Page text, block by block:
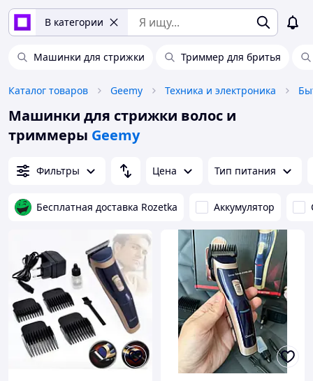
В категории
Машинки для стрижки Триммер для бритья
Каталог товаров Geemy Техника и электроника
Машинки для стрижки волос и
триммеры Geemy
Фильтры Цена Тип питания
Бесплатная доставка Rozetka Аккумулятор